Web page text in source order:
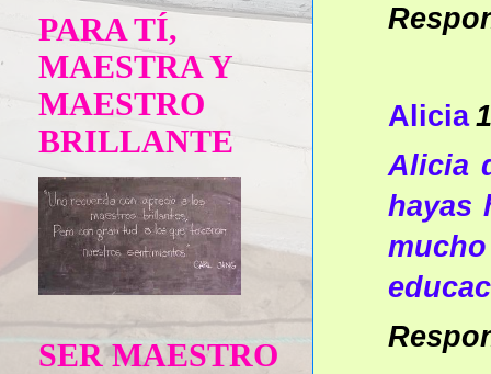
Alicia
Alicia
hayas
PARA TÍ,
MAESTRA Y
MAESTRO
BRILLANTE
SER MAESTRO